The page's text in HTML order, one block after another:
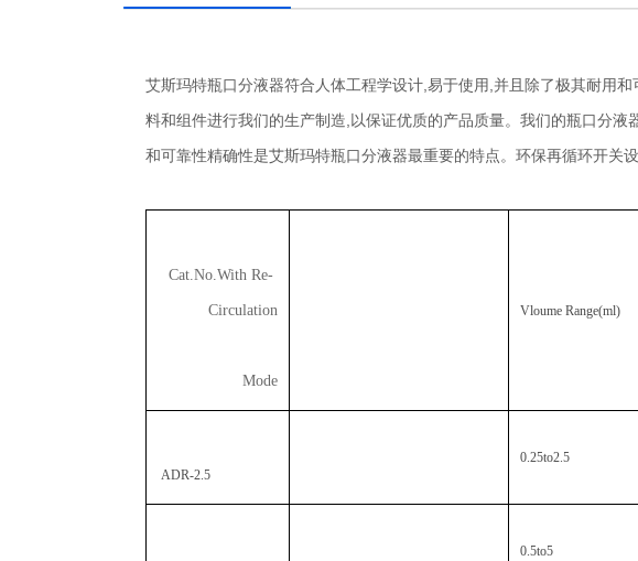
艾斯玛特瓶口分液器符合人体工程学设计,易于使用,并且除了极其耐用
料和组件进行我们的生产制造,以保证优质的产品质量。我们的瓶口分
和可靠性精确性是艾斯玛特瓶口分液器最重要的特点。环保再循环开关
Cat.No.With Re-
Circulation
Mode
Vloume Range(ml)
ADR-2.5
0.25to2.5
0.5to5